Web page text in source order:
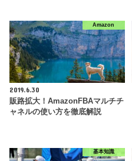
Amazon
2019.6.30
販路拡大！AmazonFBAマルチチ
ャネルの使い方を徹底解説
基本知識